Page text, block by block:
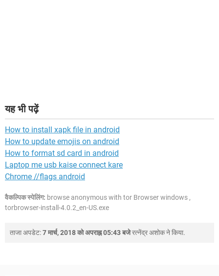
यह भी पढ़ें
How to install xapk file in android
How to update emojis on android
How to format sd card in android
Laptop me usb kaise connect kare
Chrome //flags android
वैकल्पिक स्पेलिंग: browse anonymous with tor Browser windows ,
torbrowser-install-4.0.2_en-US.exe
ताजा अपडेट:7 मार्च, 2018 को अपराह्न 05:43 बजेरत्नेंद्र अशोकने किया.